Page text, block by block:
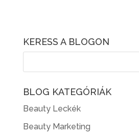
KERESS A BLOGON
BLOG KATEGÓRIÁK
Beauty Leckék
Beauty Marketing